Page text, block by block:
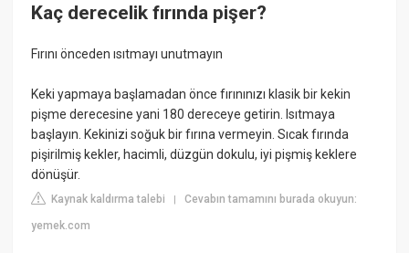
Kaç derecelik fırında pişer?
Fırını önceden ısıtmayı unutmayın
Keki yapmaya başlamadan önce fırınınızı klasik bir kekin
pişme derecesine yani 180 dereceye getirin. Isıtmaya
başlayın. Kekinizi soğuk bir fırına vermeyin. Sıcak fırında
pişirilmiş kekler, hacimli, düzgün dokulu, iyi pişmiş keklere
dönüşür.
Kaynak kaldırma talebi |Cevabın tamamını burada okuyun:
yemek.com